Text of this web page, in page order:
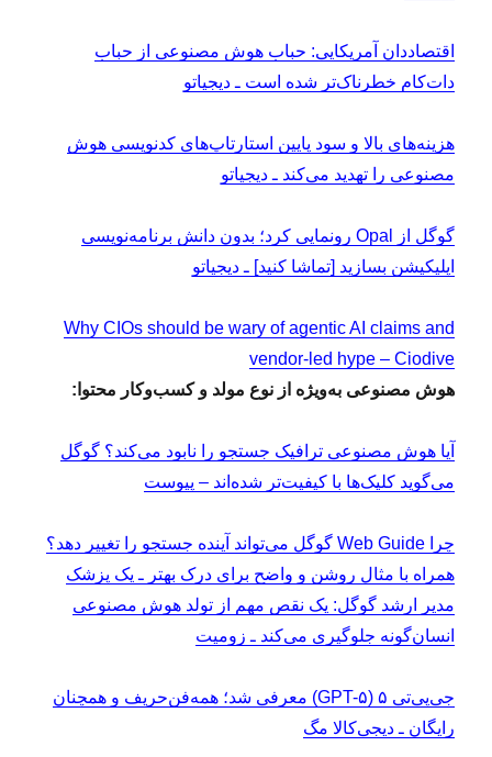
اقتصاددان آمریکایی:‌ حباب هوش مصنوعی از حباب
دات‌کام خطرناک‌تر شده است ـ دیجیاتو
هزینه‌های بالا و سود پایین استارتاپ‌های کدنویسی هوش
مصنوعی را تهدید می‌کند ـ دیجیاتو
گوگل از Opal رونمایی کرد؛ بدون دانش برنامه‌نویسی
اپلیکیشن بسازید [تماشا کنید] ـ دیجیاتو
Why CIOs should be wary of agentic AI claims and
vendor-led hype – Ciodive
هوش مصنوعی به‌ویژه از نوع مولد و کسب‌وکار محتوا:
آیا هوش مصنوعی ترافیک جستجو را نابود می‌‌کند؟ گوگل
می‌گوید کلیک‌ها با کیفیت‌تر شده‌‌اند – پیوست
چرا Web Guide گوگل می‌تواند آینده جستجو را تغییر دهد؟
همراه با مثال روشن و واضح برای درک بهتر ـ یک پزشک
مدیر ارشد گوگل: یک نقص مهم از تولد هوش مصنوعی
انسان‌گونه جلوگیری می‌کند ـ زومیت
جی‌پی‌تی ۵ (GPT-۵) معرفی شد؛ همه‌فن‌حریف و همچنان
رایگان ـ دیجی‌کالا مگ